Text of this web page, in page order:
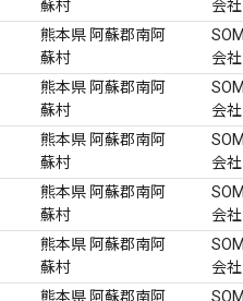
蘇村
会社
熊本県 阿蘇郡南阿
蘇村
会社
熊本県 阿蘇郡南阿
蘇村
会社
熊本県 阿蘇郡南阿
蘇村
会社
熊本県 阿蘇郡南阿
蘇村
会社
熊本県 阿蘇郡南阿
蘇村
会社
熊本県 阿蘇郡南阿